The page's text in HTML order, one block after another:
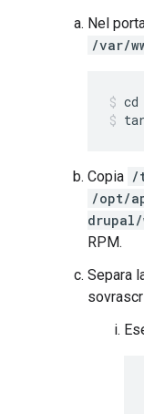
Nel
/var/
Copia /
/opt/
drupal/
RPM.
Separa